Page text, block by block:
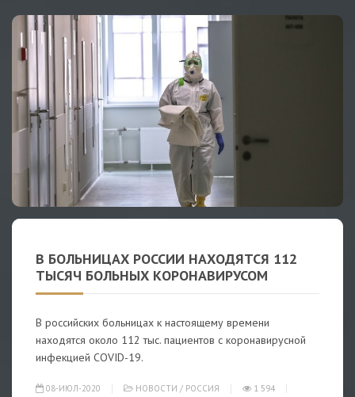
В БОЛЬНИЦАХ РОССИИ НАХОДЯТСЯ 112
ТЫСЯЧ БОЛЬНЫХ КОРОНАВИРУСОМ
В российских больницах к настоящему времени
находятся около 112 тыс. пациентов с коронавирусной
инфекцией COVID-19.
08-ИЮЛ-2020 НОВОСТИ / РОССИЯ 1 594